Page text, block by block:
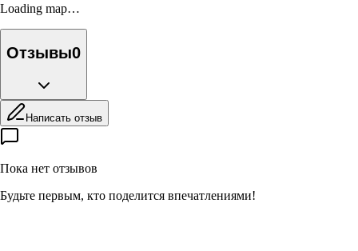
Loading map…
Отзывы0
Написать отзыв
Пока нет отзывов
Будьте первым, кто поделится впечатлениями!